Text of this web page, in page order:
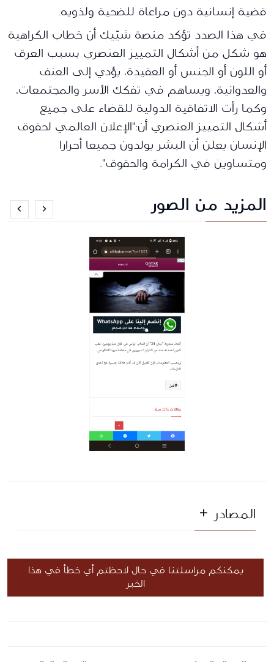
قضية إنسانية دون مراعاة للضحية ولذويه.
في هذا الصدد تؤكد منصة شيّيك أن خطاب الكراهية
هو شكل من أشكال التمييز العنصري بسبب العرق
أو اللون أو الجنس أو العقيدة، يؤدي إلى العنف
والعدوانية، ويساهم في تفكك الأسر والمجتمعات،
وكما رأت الاتفاقية الدولية للقضاء على جميع
أشكال التمييز العنصري أن:"الإعلان العالمي لحقوق
الإنسان يعلن أن البشر يولدون جميعا أحرارا
ومتساوين في الكرامة والحقوق".
المزيد من الصور
المصادر
يمكنكم مراسلتنا في حال لاحظتم أي خطأ في هذا
الخبر